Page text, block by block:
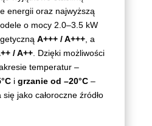
energii oraz najwyższą
o mocy 2.0–3.5 kW
A+++ / A+++, a
/ A++. Dzięki możliwości
temperatur –
i grzanie od –20°C–
jako całoroczne źródło